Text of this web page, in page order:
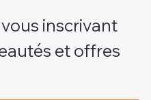
inscrivant
et offres
e-mail